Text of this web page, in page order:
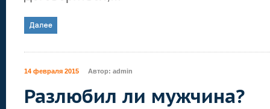
14 февраля 2015 Автор: admin
Разлюбил ли мужчина?